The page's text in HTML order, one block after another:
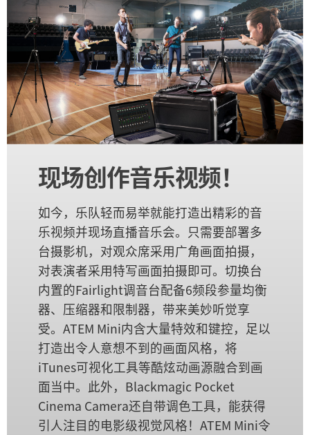
现场创作音乐视频！
如今，乐队轻而易举就能打造出精彩的音
乐视频并现场直播音乐会。只需要部署多
台摄影机，对观众席采用广角画面拍摄，
对表演者采用特写画面拍摄即可。切换台
内置的Fairlight调音台配备6频段参量均衡
器、压缩器和限制器，带来美妙听觉享
受。ATEM Mini内含大量特效和键控，足以
打造出令人意想不到的画面风格，将
iTunes可视化工具等酷炫动画源融合到画
面当中。此外，Blackmagic Pocket
Cinema Camera还自带调色工具，能获得
引人注目的电影级视觉风格！ATEM Mini令